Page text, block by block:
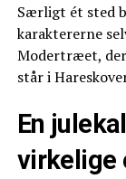
Særligt ét sted
karaktererne
Modertræet,
står i
En
virkelige